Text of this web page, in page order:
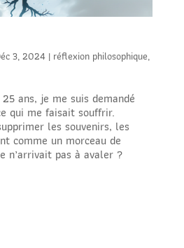
3, 2024| réflexion philosophique,
ans, je me suis demandé
qui me faisait souffrir.
les souvenirs, les
comme un morceau de
n’arrivait pas à avaler ?